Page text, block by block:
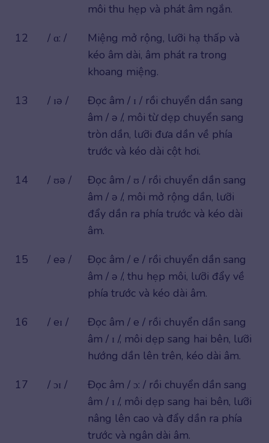
môi thu hẹp và phát âm ngắn.
12
/ ɑ: /
Miệng mở rộng, lưỡi hạ thấp và
kéo âm dài, âm phát ra trong
khoang miệng.
13
/ ɪə /
Đọc âm / ɪ / rồi chuyển dần sang
âm / ə /, môi từ dẹp chuyển sang
tròn dần, lưỡi đưa dần về phía
trước và kéo dài cột hơi.
14
/ ʊə /
Đọc âm / ʊ / rồi chuyển dần sang
âm / ə /, môi mở rộng dần, lưỡi
đẩy dần ra phía trước và kéo dài
âm.
15
/ eə /
Đọc âm / e / rồi chuyển dần sang
âm / ə /, thu hẹp môi, lưỡi đẩy về
phía trước và kéo dài âm.
16
/ eɪ /
Đọc âm / e / rồi chuyển dần sang
âm / ɪ /, môi dẹp sang hai bên, lưỡi
hướng dần lên trên, kéo dài âm.
17
/ ɔɪ /
Đọc âm / ɔ: / rồi chuyển dần sang
âm / ɪ /, môi dẹp sang hai bên, lưỡi
nâng lên cao và đẩy dần ra phía
trước và ngân dài âm.